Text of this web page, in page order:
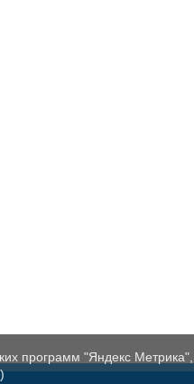
программ "Яндекс Метрика",